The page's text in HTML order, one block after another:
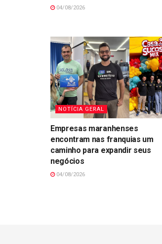
04/08/2026
NOTÍCIA GERAL
Empresas maranhenses
encontram nas franquias um
caminho para expandir seus
negócios
04/08/2026